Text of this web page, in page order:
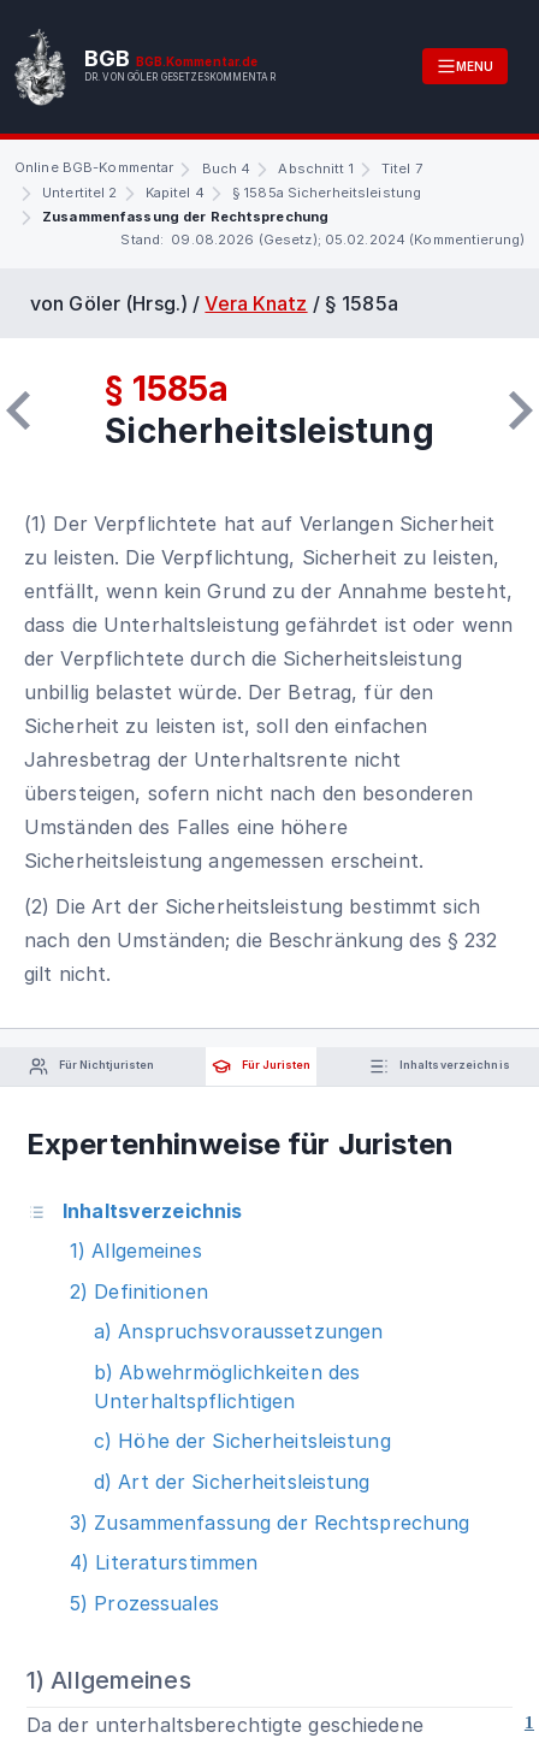
BGB BGB.Kommentar.de
DR. VON GÖLER GESETZESKOMMENTAR
MENU
Online BGB-Kommentar Buch 4 Abschnitt 1
Titel 7
Untertitel 2
Kapitel 4
§ 1585a Sicherheitsleistung
Zusammenfassung der Rechtsprechung
Stand: 09.08.2026 (Gesetz); 05.02.2024 (Kommentierung)
von Göler (Hrsg.) /Vera Knatz / § 1585a
§ 1585a
Sicherheitsleistung
(1) Der Verpflichtete hat auf Verlangen Sicherheit
zu leisten. Die Verpflichtung, Sicherheit zu leisten,
entfällt, wenn kein Grund zu der Annahme besteht,
dass die Unterhaltsleistung gefährdet ist oder wenn
der Verpflichtete durch die Sicherheitsleistung
unbillig belastet würde. Der Betrag, für den
Sicherheit zu leisten ist, soll den einfachen
Jahresbetrag der Unterhaltsrente nicht
übersteigen, sofern nicht nach den besonderen
Umständen des Falles eine höhere
Sicherheitsleistung angemessen erscheint.
(2) Die Art der Sicherheitsleistung bestimmt sich
nach den Umständen; die Beschränkung des § 232
gilt nicht.
Für Nichtjuristen Für Juristen Inhaltsverzeichnis
Expertenhinweise für Juristen
Inhaltsverzeichnis
1) Allgemeines
2) Definitionen
a) Anspruchsvoraussetzungen
b) Abwehrmöglichkeiten des
Unterhaltspflichtigen
c) Höhe der Sicherheitsleistung
d) Art der Sicherheitsleistung
3) Zusammenfassung der Rechtsprechung
4) Literaturstimmen
5) Prozessuales
1) Allgemeines
1
Da der unterhaltsberechtigte geschiedene